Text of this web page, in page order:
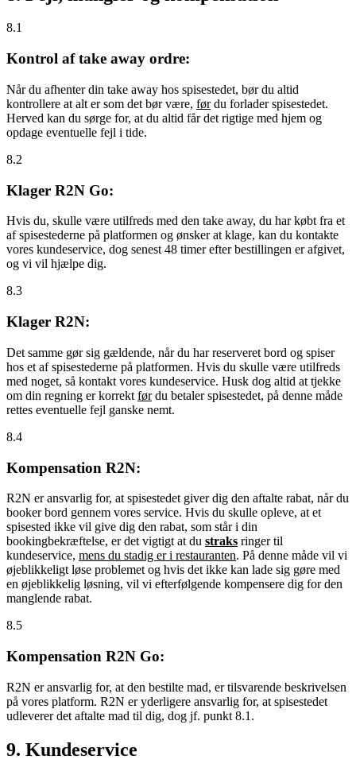
8.1
Kontrol af take away ordre:
Når du afhenter din take away hos spisestedet, bør du altid
kontrollere at alt er som det bør være, førdu forlader spisestedet.
Herved kan du sørge for, at du altid får det rigtige med hjem og
opdage eventuelle fejl i tide.
8.2
Klager R2N Go:
Hvis du, skulle være utilfreds med den take away, du har købt fra et
af spisestederne på platformen og ønsker at klage, kan du kontakte
vores kundeservice, dog senest 48 timer efter bestillingen er afgivet,
og vi vil hjælpe dig.
8.3
Klager R2N:
Det samme gør sig gældende, når du har reserveret bord og spiser
hos et af spisestederne på platformen. Hvis du skulle være utilfreds
med noget, så kontakt vores kundeservice. Husk dog altid at tjekke
om din regning er korrekt førdu betaler spisestedet, på denne måde
rettes eventuelle fejl ganske nemt.
8.4
Kompensation R2N:
R2N er ansvarlig for, at spisestedet giver dig den aftalte rabat, når du
booker bord gennem vores service. Hvis du skulle opleve, at et
spisested ikke vil give dig den rabat, som står i din
bookingbekræftelse, er det vigtigt at du straks ringer til
kundeservice, mens du stadig er i restauranten. På denne måde vil vi
øjeblikkeligt løse problemet og hvis det ikke kan lade sig gøre med
en øjeblikkelig løsning, vil vi efterfølgende kompensere dig for den
manglende rabat.
8.5
Kompensation R2N Go:
R2N er ansvarlig for, at den bestilte mad, er tilsvarende beskrivelsen
på vores platform. R2N er yderligere ansvarlig for, at spisestedet
udleverer det aftalte mad til dig, dog jf. punkt 8.1.
9. Kundeservice